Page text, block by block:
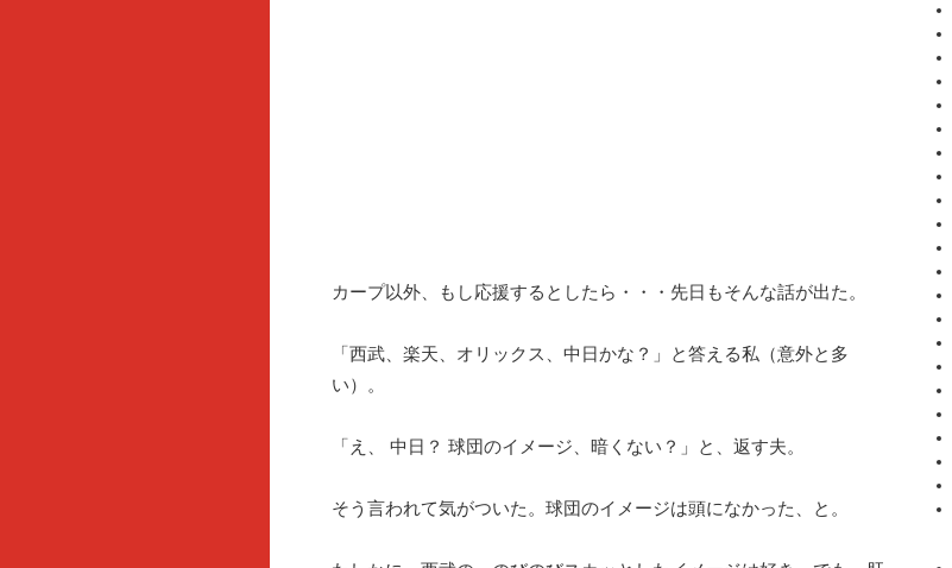
カープ以外、もし応援するとしたら・・・先日もそんな話が出た。
「西武、楽天、オリックス、中日かな？」と答える私（意外と多
い）。
「え、 中日？ 球団のイメージ、暗くない？」と、返す夫。
そう言われて気がついた。球団のイメージは頭になかった、と。